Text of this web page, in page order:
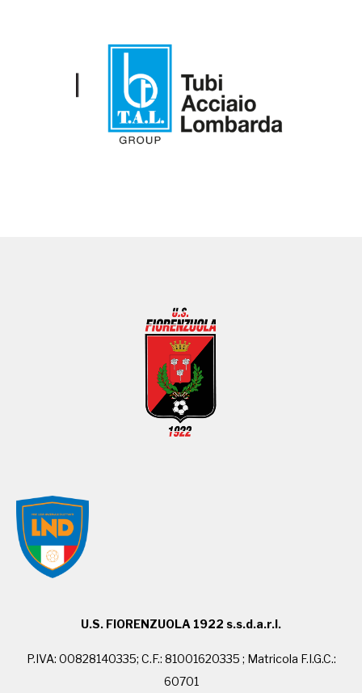
U.S. FIORENZUOLA 1922 s.s.d.a.r.l.
P.IVA: 00828140335; C.F.: 81001620335 ; Matricola F.I.G.C.:
60701